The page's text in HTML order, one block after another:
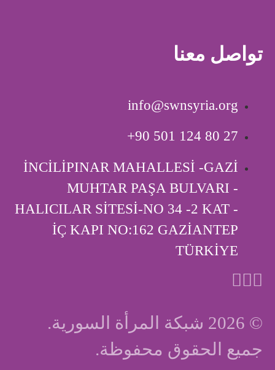
تواصل معنا
info@swnsyria.org
‎+90 501 124 80 27
İNCİLİPINAR MAHALLESİ -GAZİ
MUHTAR PAŞA BULVARI -
HALICILAR SİTESİ-NO 34 -2 KAT -
İÇ KAPI ‎NO:162 GAZİANTEP
TÜRKİYE
© 2026 شبكة المرأة السورية.
جميع الحقوق محفوظة.